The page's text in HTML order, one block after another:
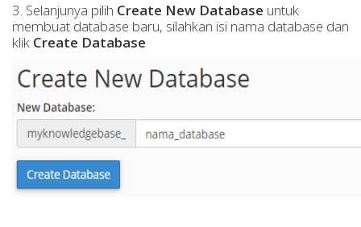
3. Selanjunya pilih Create New Database untuk
membuat database baru, silahkan isi nama database dan
klik Create Database